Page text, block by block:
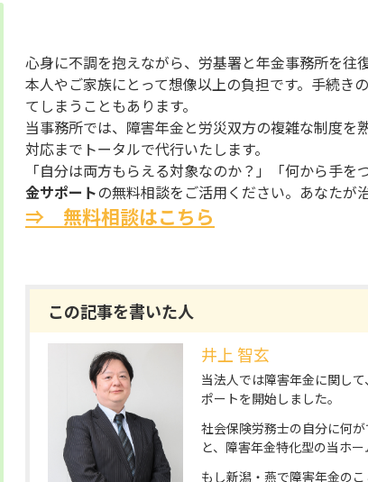
心身に不調を抱えながら、労基署と年金事務所を
本人やご家族にとって想像以上の負担です。手続き
てしまうこともあります。
当事務所では、障害年金と労災双方の複雑な制度
対応までトータルで代行いたします。
「自分は両方もらえる対象なのか？」「何から手
金サポートの無料相談をご活用ください。あなたが
⇒ 無料相談はこちら
井上 智玄
当法人では障害年金に関し
ポートを開始しました。
社会保険労務士の自分に何
と、障害年金特化型の当ホ
もし新潟・燕で障害年金の